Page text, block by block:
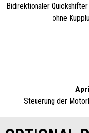
Bidirektionaler
ohne
Steuerung der